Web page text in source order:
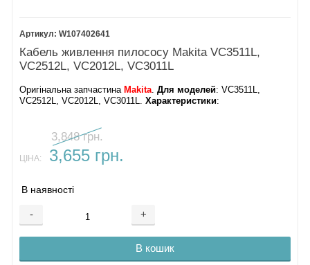
W107402641
Кабель живлення пилососу Makita VC3511L,
VC2512L, VC2012L, VC3011L
Оригінальна запчастина Makita.Для моделей: VC3511L,
VC2512L, VC2012L, VC3011L.Характеристики:
3,848 грн.
ЦІНА: 3,655 грн.
В наявності
- +
В кошик